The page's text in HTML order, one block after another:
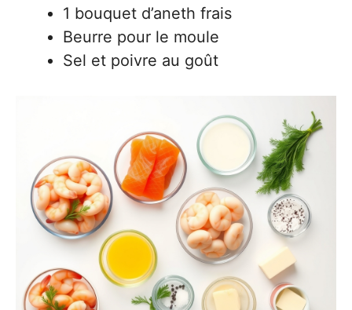
1 bouquet d’aneth frais
Beurre pour le moule
Sel et poivre au goût